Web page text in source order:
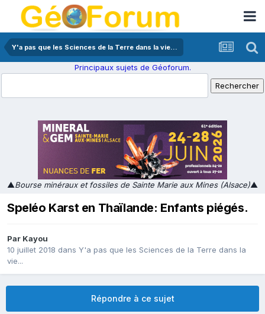
Y'a pas que les Sciences de la Terre dans la vie...
Principaux sujets de Géoforum.
▲Bourse minéraux et fossiles de Sainte Marie aux Mines (Alsace)▲
Speléo Karst en Thaïlande: Enfants piégés.
Par Kayou
10 juillet 2018 dans Y'a pas que les Sciences de la Terre dans la
vie...
Répondre à ce sujet